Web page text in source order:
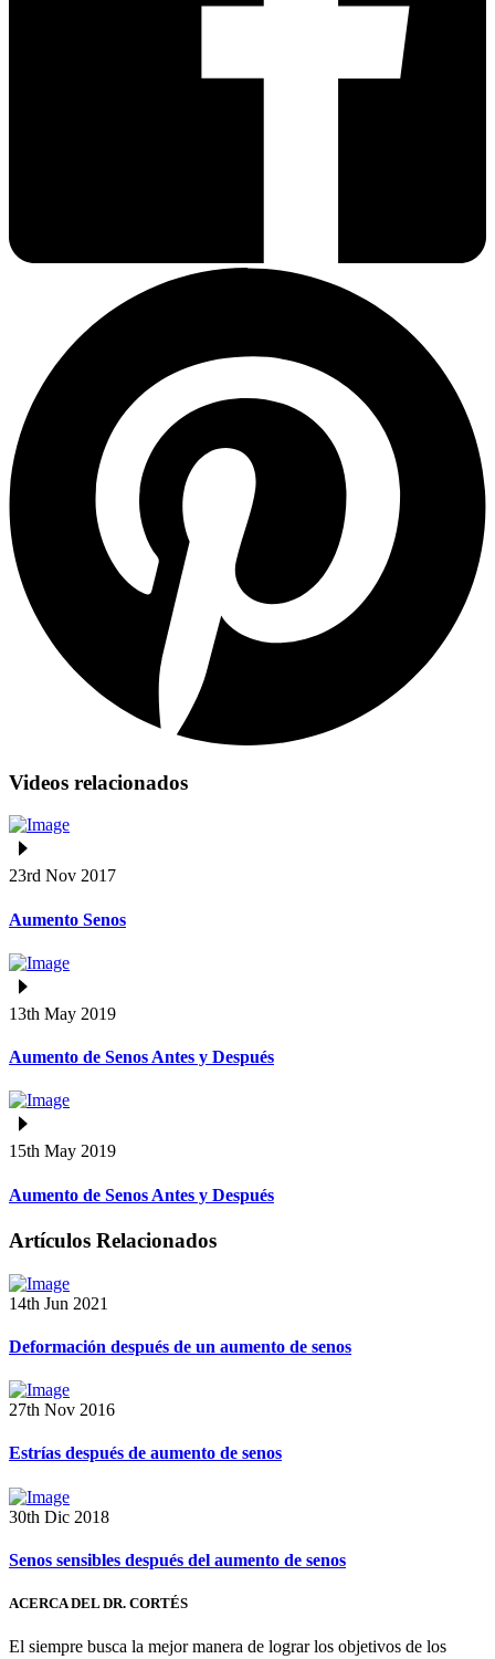
Videos relacionados
23rd Nov 2017
Aumento Senos
13th May 2019
Aumento de Senos Antes y Después
15th May 2019
Aumento de Senos Antes y Después
Artículos Relacionados
14th Jun 2021
Deformación después de un aumento de senos
27th Nov 2016
Estrías después de aumento de senos
30th Dic 2018
Senos sensibles después del aumento de senos
ACERCA DEL DR. CORTÉS
El siempre busca la mejor manera de lograr los objetivos de los